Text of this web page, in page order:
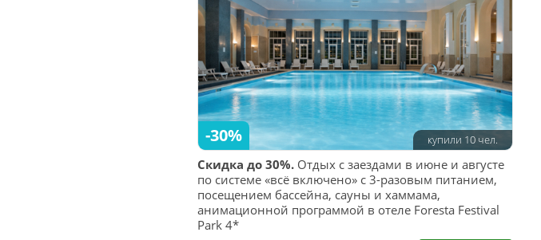
Скидка до 30%. Отдых с заездами в июне и августе
по системе «всё включено» с 3-разовым питанием,
посещением бассейна, сауны и хаммама,
анимационной программой в отеле Foresta Festival
Park 4*
-30% купили 10 чел.